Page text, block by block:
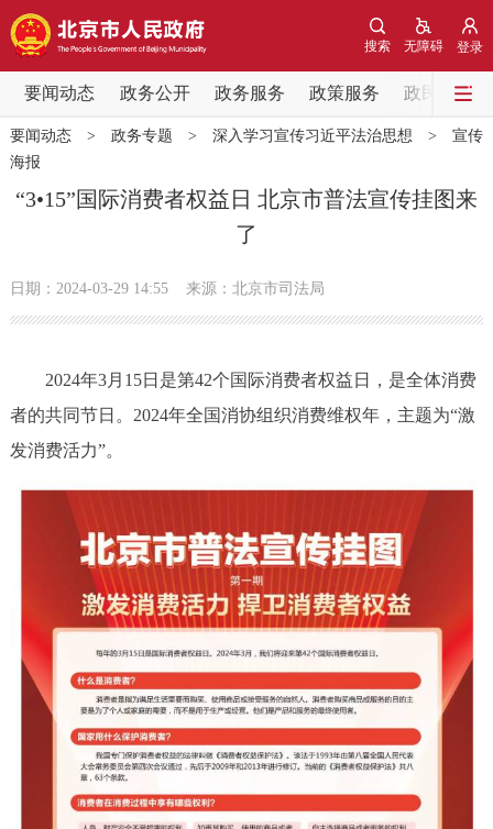
登录
无障碍
搜索
要闻动态 政务公开 政务服务 政策服务 政民互动
要闻动态
党中央精神 国务院信息 中央部委动态
北京要闻 会议信息 部门动态
市领导 机构职能 政策服务
政策兑现
决策公开
政务服务
个人服务 法人服务 部门服务
便民服务 利企服务 投资项目
中介服务 阳光政务
政民互动
要闻动态> 政务专题 > 深入学习宣传习近平法治思想 > 宣传
海报
“3•15”国际消费者权益日 北京市普法宣传挂图来
了
日期：2024-03-29 14:55 来源：北京市司法局
2024年3月15日是第42个国际消费者权益日，是全体消费
者的共同节日。2024年全国消协组织消费维权年，主题为“激
发消费活力”。